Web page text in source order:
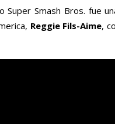
Smash Bros. fue
Reggie Fils-Aime,